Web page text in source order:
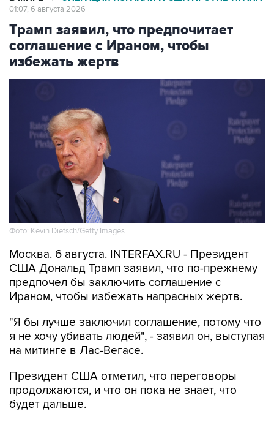
01:07, 6 августа 2026
Трамп заявил, что предпочитает
соглашение с Ираном, чтобы
избежать жертв
Фото: Kevin Dietsch/Getty Images
Москва. 6 августа. INTERFAX.RU - Президент
США Дональд Трамп заявил, что по-прежнему
предпочел бы заключить соглашение с
Ираном, чтобы избежать напрасных жертв.
"Я бы лучше заключил соглашение, потому что
я не хочу убивать людей", - заявил он, выступая
на митинге в Лас-Вегасе.
Президент США отметил, что переговоры
продолжаются, и что он пока не знает, что
будет дальше.